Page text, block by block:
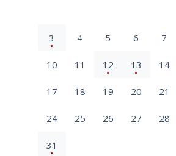
3 4 5 6 7
10 11 12 13 14
17 18 19 20 21
24 25 26 27 28
31